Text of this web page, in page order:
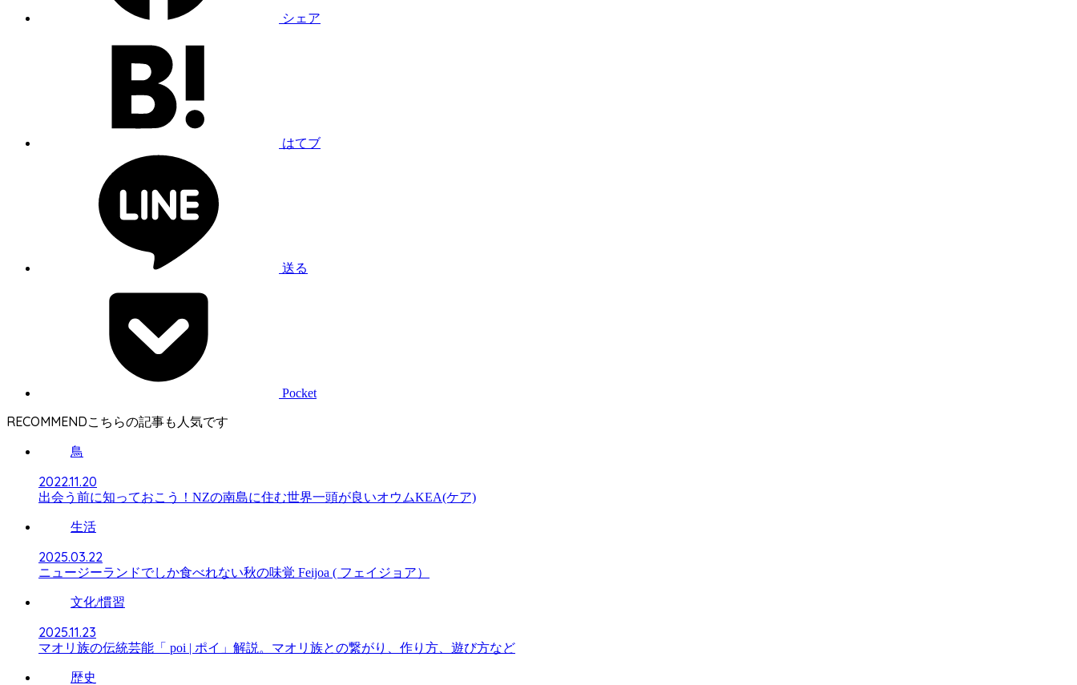
シェア
はてブ
送る
Pocket
RECOMMEND
鳥
2022.11.20
出会う前に知っておこう！NZの南島に住む世界一頭が良いオウムKEA(ケア)
生活
2025.03.22
ニュージーランドでしか食べれない秋の味覚 Feijoa ( フェイジョア）
文化/慣習
2025.11.23
マオリ族の伝統芸能「 poi | ポイ」解説。マオリ族との繋がり、作り方、遊び方など
歴史